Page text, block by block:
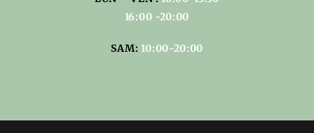
16:00 -20:00
SAM: 10:00-20:00